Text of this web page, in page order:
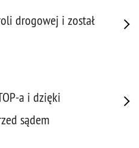
drogowej i został
a i dzięki
sądem